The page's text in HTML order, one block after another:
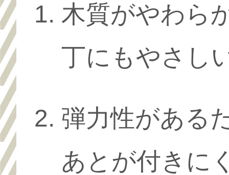
木質がやわら
丁にもやさし
弾力性がある
あとが付きに